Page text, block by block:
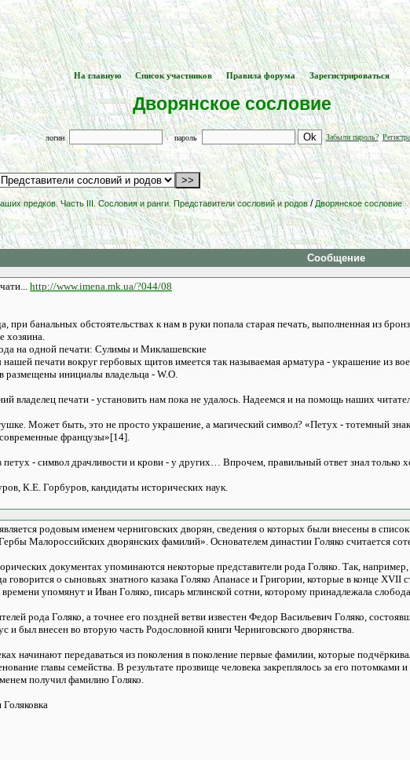
На главную] -- [ Список участников ] -- [Правила форума] -- [Зарегистрироваться
Дворянское сословие
логин пароль Забыли пароль?
предков. Часть III. Сословия и ранги. Представители сословий и родов/Дворянское сословие
Сообщение
http://www.imena.mk.ua/?044/08
при банальных обстоятельствах к нам в руки попала старая печать, выполненная из
хозяина.
на одной печати: Сулимы и Миклашевские
печати вокруг гербовых щитов имеется так называемая арматура - украшение из
размещены инициалы владельца - W.O.
владелец печати - установить нам пока не удалось. Надеемся и на помощь наших
Может быть, это не просто украшение, а магический символ? «Петух - тотемный
французы»[14].
- символ драчливости и крови - у других… Впрочем, правильный ответ знал только
К.Е. Горбуров, кандидаты исторических наук.
родовым именем черниговских дворян, сведения о которых были внесены в
Малороссийских дворянских фамилий». Основателем династии Голяко считается
документах упоминаются некоторые представители рода Голяко. Так,
говорится о сыновьях знатного казака Голяко Апанасе и Григории, которые в конце XVII
упомянут и Иван Голяко, писарь мглинской сотни, которому принадлежала
рода Голяко, а точнее его поздней ветви известен Федор Васильевич Голяко,
и был внесен во вторую часть Родословной книги Черниговского дворянства.
начинают передаваться из поколения в поколение первые фамилии, которые
главы семейства. В результате прозвище человека закреплялось за его
получил фамилию Голяко.